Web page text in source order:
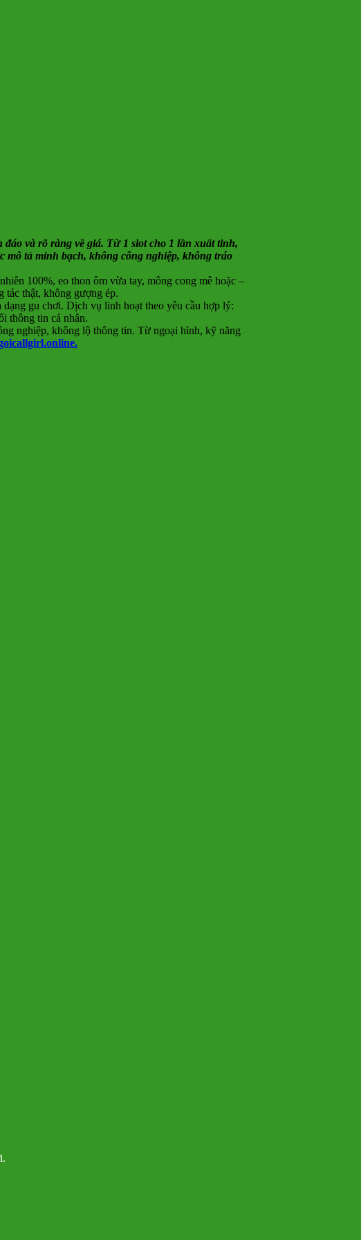
và rõ ràng về giá. Từ 1 slot cho 1 lần xuất tinh,
mô tả minh bạch, không công nghiệp, không tráo
100%, eo thon ôm vừa tay, mông cong mê hoặc –
tác thật, không gượng ép.
gu chơi. Dịch vụ linh hoạt theo yêu cầu hợp lý:
thông tin cá nhân.
nghiệp, không lộ thông tin. Từ ngoại hình, kỹ năng